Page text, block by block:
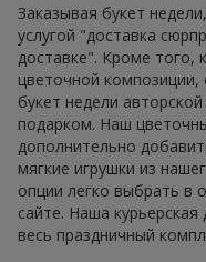
Заказывая букет
услугой "доставка
доставке". Кроме того,
цветочной
букет недели
подарком. Наш
дополнительно
мягкие игрушки из
опции легко выбрать в
сайте. Наша
весь праздничный